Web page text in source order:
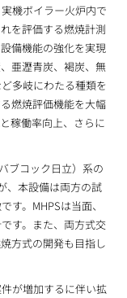
機ボイラー火炉内で
を評価する燃焼計測
備機能の強化を実現
亜瀝青炭、褐炭、無
多岐にわたる種類を
燃焼評価機能を大幅
稼働率向上、さらに
ブコック日立）系の
、本設備は両方の試
す。MHPSは当面、
す。また、両方式交
方式の開発も目指し
が増加するに伴い拡